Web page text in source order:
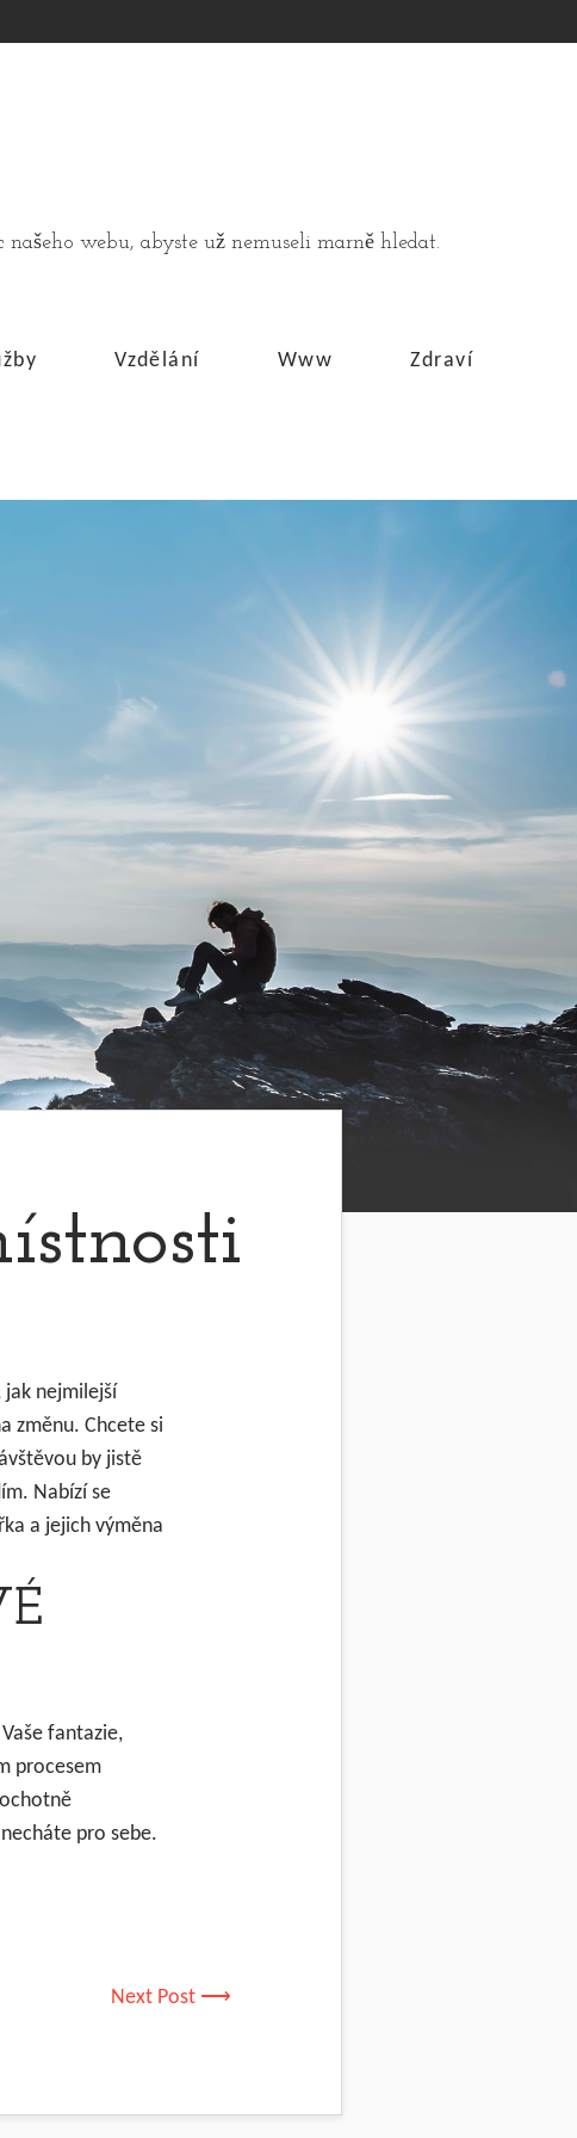
webu, abyste už nemuseli marně hledat.
Vzdělání Www Zdraví
jak nejmilejší
změnu. Chcete si
by jistě
Nabízí se
a jejich výměna
fantazie,
procesem
pro sebe.
Next Post ⟶